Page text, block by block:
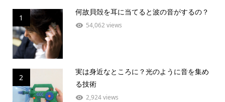
1
何故貝殻を耳に当てると波の音がするの？
54,062 views
2
実は身近なところに？光のように音を集め
る技術
2,924 views